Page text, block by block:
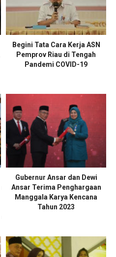
Begini Tata Cara Kerja ASN
Pemprov Riau di Tengah
Pandemi COVID-19
Gubernur Ansar dan Dewi
Ansar Terima Penghargaan
Manggala Karya Kencana
Tahun 2023